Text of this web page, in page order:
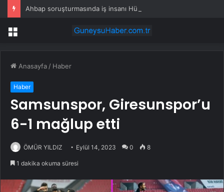
Menü
Anasayfa / Haber
Haber
Samsunspor, Giresunspor’u
6-1 mağlup etti
ÖMÜR YILDIZ Eylül 14, 2023 0 8
1 dakika okuma süresi